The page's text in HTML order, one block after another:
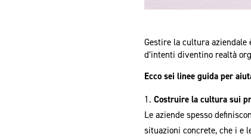
Gestire la cultura aziendale
d’intenti diventino realtà
Ecco sei linee guida per
Costruire la cultura sui
Le aziende spesso
situazioni concrete, che i e